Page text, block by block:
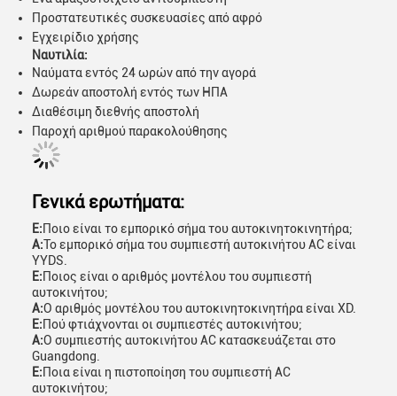
Προστατευτικές συσκευασίες από αφρό
Εγχειρίδιο χρήσης
Ναυτιλία:
Ναύματα εντός 24 ωρών από την αγορά
Δωρεάν αποστολή εντός των ΗΠΑ
Διαθέσιμη διεθνής αποστολή
Παροχή αριθμού παρακολούθησης
Γενικά ερωτήματα:
Ε:Ποιο είναι το εμπορικό σήμα του αυτοκινητοκινητήρα;
Α:Το εμπορικό σήμα του συμπιεστή αυτοκινήτου AC είναι
YYDS.
Ε:Ποιος είναι ο αριθμός μοντέλου του συμπιεστή
αυτοκινήτου;
Α:Ο αριθμός μοντέλου του αυτοκινητοκινητήρα είναι XD.
Ε:Πού φτιάχνονται οι συμπιεστές αυτοκινήτου;
Α:Ο συμπιεστής αυτοκινήτου AC κατασκευάζεται στο
Guangdong.
Ε:Ποια είναι η πιστοποίηση του συμπιεστή AC
αυτοκινήτου;